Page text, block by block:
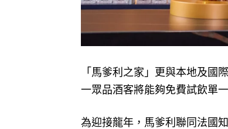
「馬爹利之家」更與本地及國
一眾品酒客將能夠免費試飲單
為迎接龍年，馬爹利聯同法國